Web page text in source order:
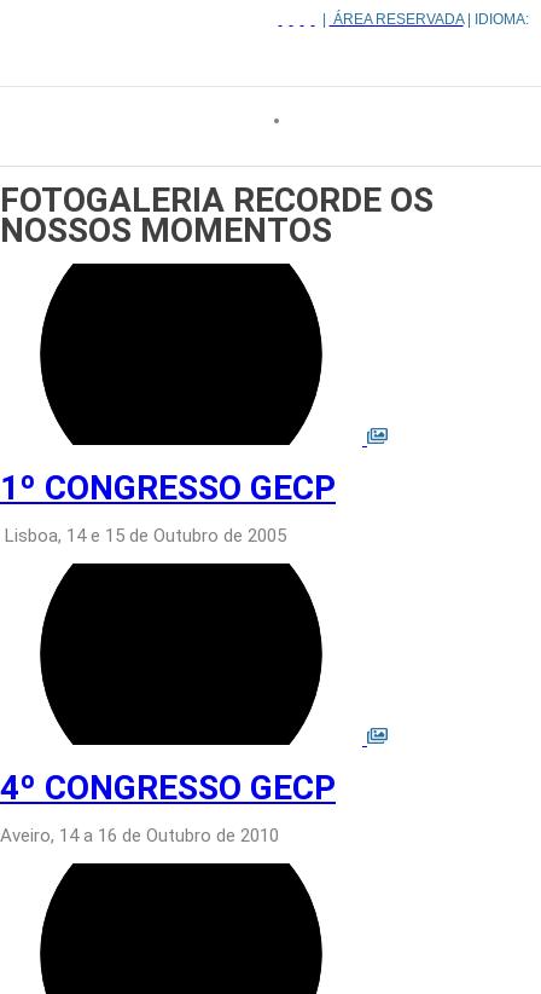
ÁREA RESERVADA| IDIOMA:
FOTOGALERIA RECORDE OS
NOSSOS MOMENTOS
1º CONGRESSO GECP
Lisboa, 14 e 15 de Outubro de 2005
4º CONGRESSO GECP
Aveiro, 14 a 16 de Outubro de 2010